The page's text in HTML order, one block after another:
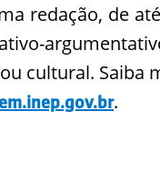
redação, de
cultural. Saiba
.